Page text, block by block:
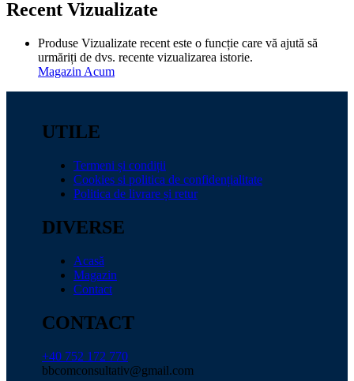
Recent Vizualizate
Produse Vizualizate recent este o funcție care vă ajută să
urmăriți de dvs. recente vizualizarea istorie.
Magazin Acum
UTILE
Termeni și condiții
Cookies si politica de confidențialitate
Politica de livrare și retur
DIVERSE
Acasă
Magazin
Contact
CONTACT
+40 752 172 770
bbcomconsultativ@gmail.com